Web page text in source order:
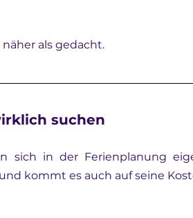
als gedacht.
suchen
sich in der Ferienplanung
kommt es auch auf seine